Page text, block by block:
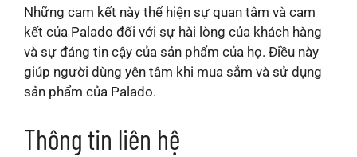
Những cam kết này thể hiện sự quan tâm và cam
kết của Palado đối với sự hài lòng của khách hàng
và sự đáng tin cậy của sản phẩm của họ. Điều này
giúp người dùng yên tâm khi mua sắm và sử dụng
sản phẩm của Palado.
Thông tin liên hệ